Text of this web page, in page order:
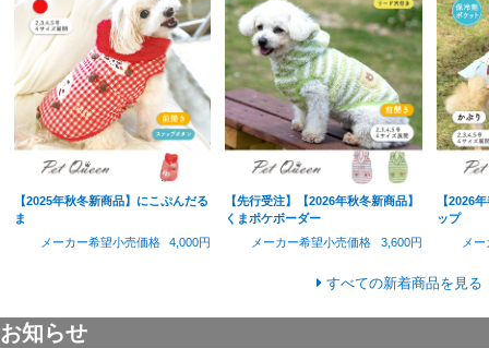
【2025年秋冬新商品】にこぷんだる
ま
メーカー希望小売価格
4,000円
【先行受注】【2026年秋冬新商品】
くまポケボーダー
メーカー希望小売価格
3,600円
【2026
ップ
メ
すべての新着商品を見る
お知らせ